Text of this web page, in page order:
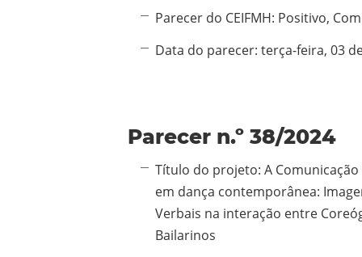
Parecer do CEIFMH: Positivo,
Data do parecer: terça-feira, 03
Parecer n.º 38/2024
Informação adicional:
Título do projeto: A
em dança contemporânea:
Verbais na interação entre
Bailarinos